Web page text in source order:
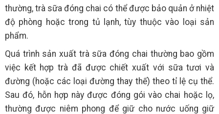
thường, trà sữa đóng chai có thể được bảo quản ở nhiệt
độ phòng hoặc trong tủ lạnh, tùy thuộc vào loại sản
phẩm.
Quá trình sản xuất trà sữa đóng chai thường bao gồm
việc kết hợp trà đã được chiết xuất với sữa tươi và
đường (hoặc các loại đường thay thế) theo tỉ lệ cụ thể.
Sau đó, hỗn hợp này được đóng gói vào chai hoặc lọ,
thường được niêm phong để giữ cho nước uống giữ